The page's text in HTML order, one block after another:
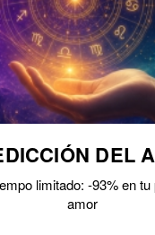
DEL
limitado: -93% en
amor